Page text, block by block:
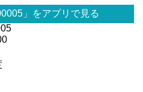
」をアプリで見る